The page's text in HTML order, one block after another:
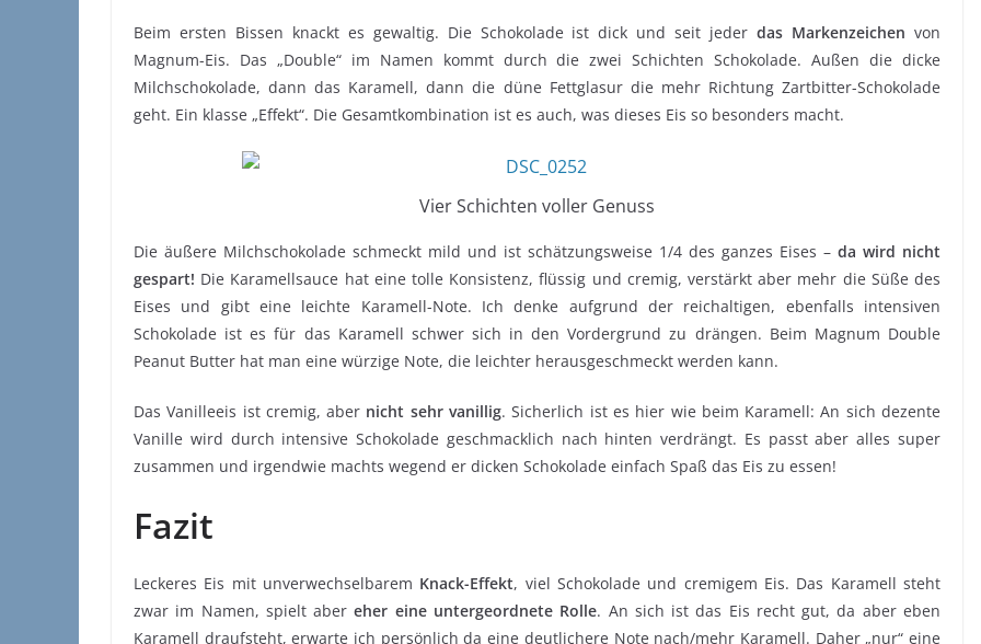
Beim ersten Bissen knackt es gewaltig. Die Schokolade ist dick und seit jederdas Markenzeichen von
Magnum-Eis. Das „Double“ im Namen kommt durch die zwei Schichten Schokolade. Außen die dicke
Milchschokolade, dann das Karamell, dann die düne Fettglasur die mehr Richtung Zartbitter-Schokolade
geht. Ein klasse „Effekt“. Die Gesamtkombination ist es auch, was dieses Eis so besonders macht.
Vier Schichten voller Genuss
Die äußere Milchschokolade schmeckt mild und ist schätzungsweise 1/4 des ganzes Eises – da wird nicht
gespart! Die Karamellsauce hat eine tolle Konsistenz, flüssig und cremig, verstärkt aber mehr die Süße des
Eises und gibt eine leichte Karamell-Note. Ich denke aufgrund der reichaltigen, ebenfalls intensiven
Schokolade ist es für das Karamell schwer sich in den Vordergrund zu drängen. Beim Magnum Double
Peanut Butter hat man eine würzige Note, die leichter herausgeschmeckt werden kann.
Das Vanilleeis ist cremig, aber nicht sehr vanillig. Sicherlich ist es hier wie beim Karamell: An sich dezente
Vanille wird durch intensive Schokolade geschmacklich nach hinten verdrängt. Es passt aber alles super
zusammen und irgendwie machts wegend er dicken Schokolade einfach Spaß das Eis zu essen!
Fazit
Leckeres Eis mit unverwechselbarem Knack-Effekt, viel Schokolade und cremigem Eis. Das Karamell steht
zwar im Namen, spielt abereher eine untergeordnete Rolle. An sich ist das Eis recht gut, da aber eben
Karamell draufsteht, erwarte ich persönlich da eine deutlichere Note nach/mehr Karamell. Daher „nur“ eine